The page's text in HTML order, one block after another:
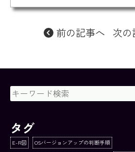
前の記事へ 次
タグ
E-R図 OSバージョンアップの判断手順